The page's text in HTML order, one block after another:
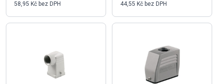
58,95 Kč bez DPH 44,55 Kč bez DPH